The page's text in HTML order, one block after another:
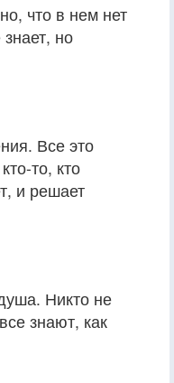
что в нем нет
но
Все это
то, кто
и решает
Никто не
знают, как